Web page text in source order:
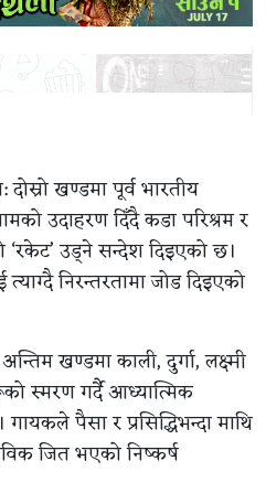
दोस्रो खण्डमा पूर्व भारतीय
उदाहरण दिँदै कडा परिश्रम र
‘रकेट’ उड्ने सन्देश दिइएको छ।
निरन्तरतामा जोड दिइएको
खण्डमा काली, दुर्गा, लक्ष्मी
स्मरण गर्दै आध्यात्मिक
पैसा र प्रसिद्धिभन्दा माथि
जित भएको निष्कर्ष